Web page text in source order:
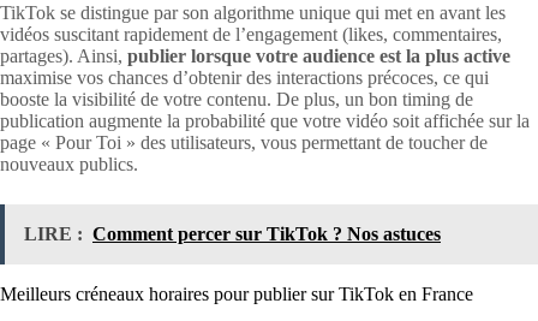
TikTok se distingue par son algorithme unique qui met en avant les
vidéos suscitant rapidement de l’engagement (likes, commentaires,
partages). Ainsi, publier lorsque votre audience est la plus active
maximise vos chances d’obtenir des interactions précoces, ce qui
booste la visibilité de votre contenu. De plus, un bon timing de
publication augmente la probabilité que votre vidéo soit affichée sur la
page « Pour Toi » des utilisateurs, vous permettant de toucher de
nouveaux publics.
LIRE : Comment percer sur TikTok ? Nos astuces
Meilleurs créneaux horaires pour publier sur TikTok en France